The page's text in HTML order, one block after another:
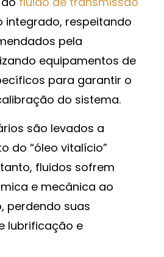
integrado, respeitando
pela
equipamentos de
para garantir o
do sistema.
são levados a
do “óleo vitalício”
fluidos sofrem
e mecânica ao
perdendo suas
lubrificação e